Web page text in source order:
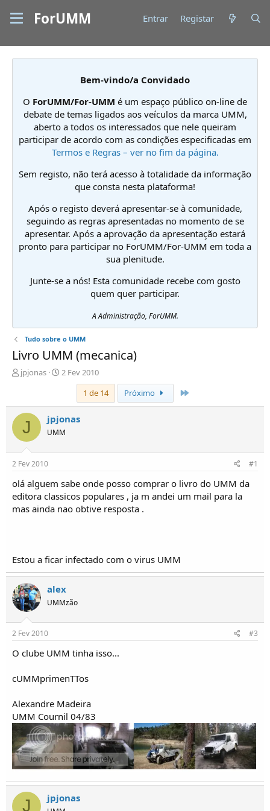
ForUMM Entrar Registar
Bem-vindo/a Convidado
O ForUMM/For-UMM é um espaço público on-line de
debate de temas ligados aos veículos da marca UMM,
aberto a todos os interessados que nele queiram
participar de acordo com as condições especificadas em
Termos e Regras – ver no fim da página.
Sem registo, não terá acesso à totalidade da informação
que consta nesta plataforma!
Após o registo deverá apresentar-se à comunidade,
seguindo as regras apresentadas no momento de se
apresentar. Após a aprovação da apresentação estará
pronto para participar no ForUMM/For-UMM em toda a
sua plenitude.
Junte-se a nós! Esta comunidade recebe com gosto
quem quer participar.
A Administração, ForUMM.
Tudo sobre o UMM
Livro UMM (mecanica)
I
c
i
d
r
d
e
T
ó
p
s
jpjonas
D
a
d
e
i
i
o
2 Fev 2010
1 de 14
Próximo
J jpjonas
UMM
2 Fev 2010 #1
olá alguem sabe onde posso comprar o livro do UMM da
editora classicos populares , ja m andei um mail para la
mas ainda nao obtive resposta .
Estou a ficar infectado com o virus UMM
alex
UMMzão
2 Fev 2010 #3
O clube UMM tinha isso...
cUMMprimenTTos
Alexandre Madeira
UMM Cournil 04/83
J jpjonas